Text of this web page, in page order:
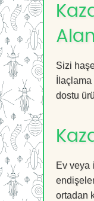
Sizi
dostu
Ev veya
ortadan